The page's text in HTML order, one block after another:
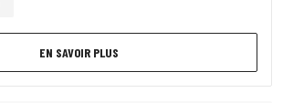
EN SAVOIR PLUS